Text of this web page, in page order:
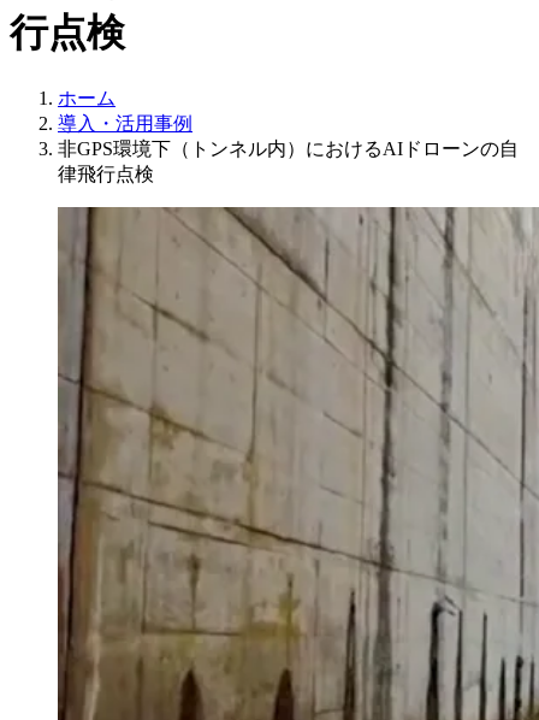
行点検
ホーム
導入・活用事例
非GPS環境下（トンネル内）におけるAIドローンの自
律飛行点検